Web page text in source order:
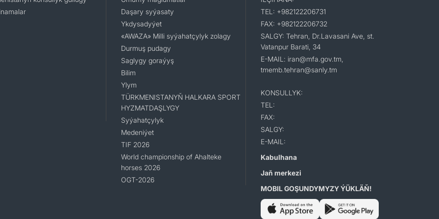
Daşary syýasaty
Ykdysadyýet
«AWAZA» Milli syýahatçylyk zolagy
Durmuş pudagy
Saglygy goraýyş
Bilim
Ylym
TÜRKMENISTANYŇ HALKARA SPORT
HYZMATDAŞLYGY
Syýahatçylyk
Medeniýet
TIF 2026
World championship of Ahalteke
horses 2026
OGT-2026
TEL: +982122206731
FAX: +982122206732
SALGY: Tehran, Dr.Lavasani Ave, st.
Vatanpur Barati, 34
E-MAIL: iran@mfa.gov.tm,
tmemb.tehran@sanly.tm
KONSULLYK:
TEL:
FAX:
SALGY:
E-MAIL:
Kabulhana
Jaň merkezi
MOBIL GOŞUNDYMYZY ÝÜKLÄŇ!